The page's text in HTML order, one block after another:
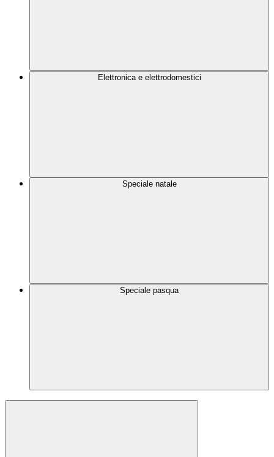
Elettronica e elettrodomestici
Speciale natale
Speciale pasqua